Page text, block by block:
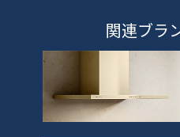
関連ブラ